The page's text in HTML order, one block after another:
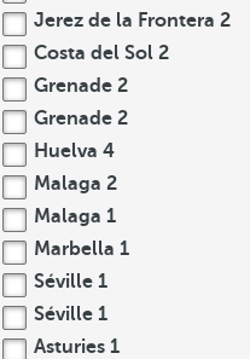
Jerez de la Frontera 2
Costa del Sol 2
Grenade 2
Grenade 2
Huelva 4
Malaga 2
Malaga 1
Marbella 1
Séville 1
Séville 1
Asturies 1